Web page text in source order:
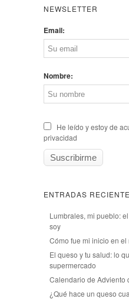
NEWSLETTER
Email:
Nombre:
He leído y estoy de
privacidad
ENTRADAS
Lumbrales, mi pueblo:
soy
Cómo fue mi inicio en
El queso y tu salud: lo
supermercado
Calendario de Adviento
¿Qué hace un queso